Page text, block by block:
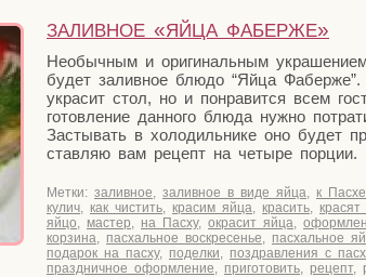
ЗАЛИВНОЕ «ЯЙЦА ФАБЕРЖЕ»
Необыч­ным и ори­ги­наль­ным
будет залив­ное блю­до “Яйца
укра­сит стол, но и понра­вит­ся всем
го­тов­ле­ние дан­но­го блю­да нуж­но
Засты­вать в холо­диль­ни­ке оно будет
став­ляю вам рецепт на четы­ре порции.
Метки: заливное, заливное в виде яйца, к Пасхе
кулич, как чистить, красим яйца, красить,
яйцо, мастер, на Пасху, окрасит яйца,
корзина, пасхальное воскресенье, пасхальное
подарок на пасху, поделки, поздравления с
праздничное оформление, приготовить, рецепт,